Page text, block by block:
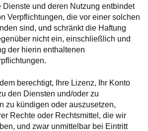
Dienste und deren Nutzung entbindet
Verpflichtungen, die vor einer solchen
sind, und schränkt die Haftung
nicht ein, einschließlich und
der hierin enthaltenen
berechtigt, Ihre Lizenz, Ihr Konto
den Diensten und/oder zu
zu kündigen oder auszusetzen,
Rechte oder Rechtsmittel, die wir
und zwar unmittelbar bei Eintritt